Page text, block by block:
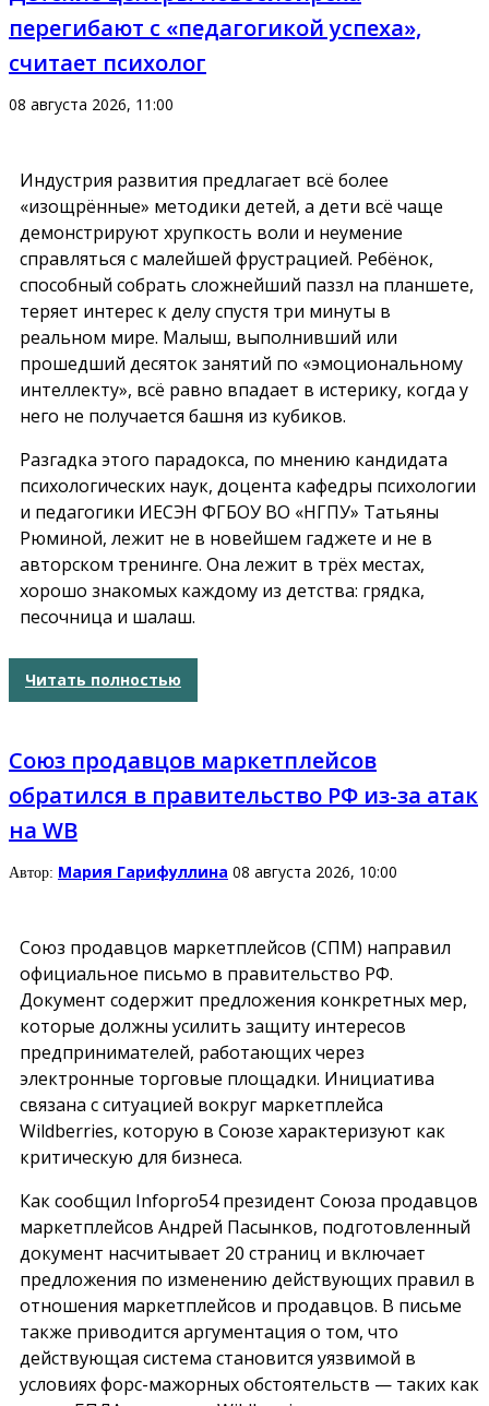
перегибают с «педагогикой успеха»,
считает психолог
08 августа 2026, 11:00
Индустрия развития предлагает всё более
«изощрённые» методики детей, а дети всё чаще
демонстрируют хрупкость воли и неумение
справляться с малейшей фрустрацией. Ребёнок,
способный собрать сложнейший паззл на планшете,
теряет интерес к делу спустя три минуты в
реальном мире. Малыш, выполнивший или
прошедший десяток занятий по «эмоциональному
интеллекту», всё равно впадает в истерику, когда у
него не получается башня из кубиков.
Разгадка этого парадокса, по мнению кандидата
психологических наук, доцента кафедры психологии
и педагогики ИЕСЭН ФГБОУ ВО «НГПУ» Татьяны
Рюминой, лежит не в новейшем гаджете и не в
авторском тренинге. Она лежит в трёх местах,
хорошо знакомых каждому из детства: грядка,
песочница и шалаш.
Читать полностью
Союз продавцов маркетплейсов
обратился в правительство РФ из-за атак
на WB
Автор: Мария Гарифуллина 08 августа 2026, 10:00
Союз продавцов маркетплейсов (СПМ) направил
официальное письмо в правительство РФ.
Документ содержит предложения конкретных мер,
которые должны усилить защиту интересов
предпринимателей, работающих через
электронные торговые площадки. Инициатива
связана с ситуацией вокруг маркетплейса
Wildberries, которую в Союзе характеризуют как
критическую для бизнеса.
Как сообщил Infopro54президент Союза продавцов
маркетплейсов Андрей Пасынков, подготовленный
документ насчитывает 20 страниц и включает
предложения по изменению действующих правил в
отношения маркетплейсов и продавцов. В письме
также приводится аргументация о том, что
действующая система становится уязвимой в
условиях форс-мажорных обстоятельств — таких как